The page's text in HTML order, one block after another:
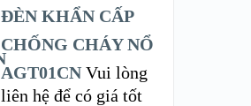
ĐÈN KHẨN CẤP
CHỐNG CHÁY NỔ
AGT01CN Vui lòng
liên hệ để có giá tốt